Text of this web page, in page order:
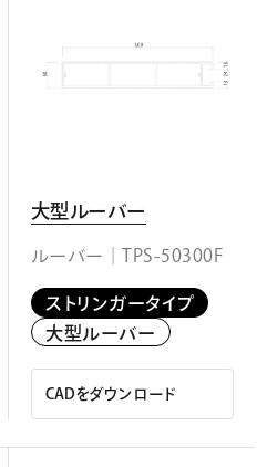
大型ルーバー
ルーバー｜TPS-50300F
ストリンガータイプ
大型ルーバー
CADをダウンロード